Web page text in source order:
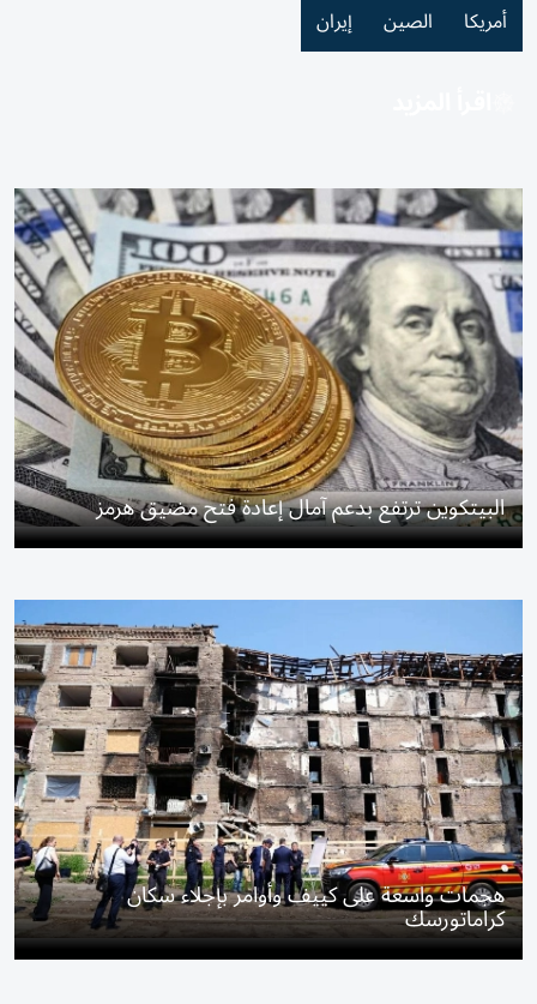
أمريكا الصين إيران
البيتكوين ترتفع بدعم آمال إعادة فتح مضيق هرمز
هجمات واسعة على كييف وأوامر بإجلاء سكان
كراماتورسك